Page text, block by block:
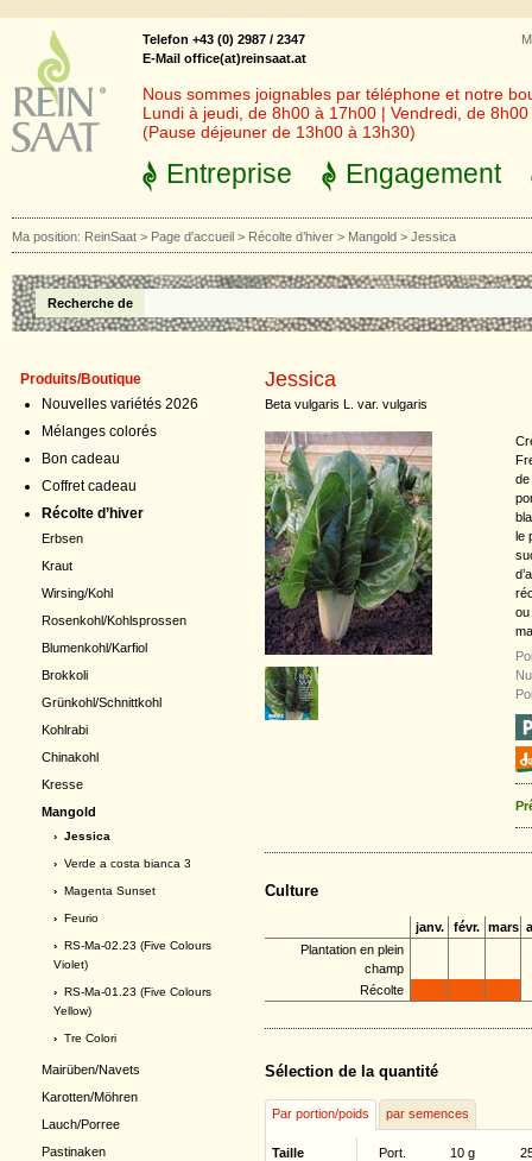
Telefon +43 (0) 2987 / 2347
E-Mail office(at)reinsaat.at
Nous sommes joignables par téléphone et notre
Lundi à jeudi, de 8h00 à 17h00 | Vendredi, de
(Pause déjeuner de 13h00 à 13h30)
Entreprise Engagement
Ma position: ReinSaat > Page d'accueil > Récolte d’hiver > Mangold > Jessica
Recherche de
Produits/Boutique
Nouvelles variétés 2026
Mélanges colorés
Bon cadeau
Coffret cadeau
Récolte d’hiver
Erbsen
Kraut
Wirsing/Kohl
Rosenkohl/Kohlsprossen
Blumenkohl/Karfiol
Brokkoli
Grünkohl/Schnittkohl
Kohlrabi
Chinakohl
Kresse
Mangold
› Jessica
› Verde a costa bianca 3
› Magenta Sunset
› Feurio
› RS-Ma-02.23 (Five Colours
Violet)
› RS-Ma-01.23 (Five Colours
Yellow)
› Tre Colori
Mairüben/Navets
Karotten/Möhren
Lauch/Porree
Pastinaken
Jessica
Beta vulgaris L. var. vulgaris
le
ou
Culture
janv. févr. mars
Plantation en plein
champ
Récolte
Sélection de la quantité
Par portion/poids par semences
Taille Port. 10 g